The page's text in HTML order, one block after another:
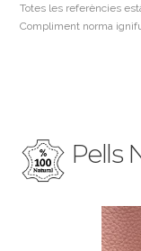
Totes les referències
Compliment norma
Pells